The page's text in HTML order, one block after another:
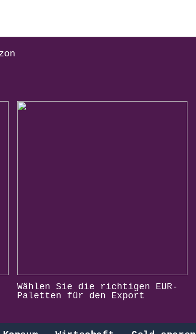
Wählen Sie die richtigen EUR-
Paletten für den Export